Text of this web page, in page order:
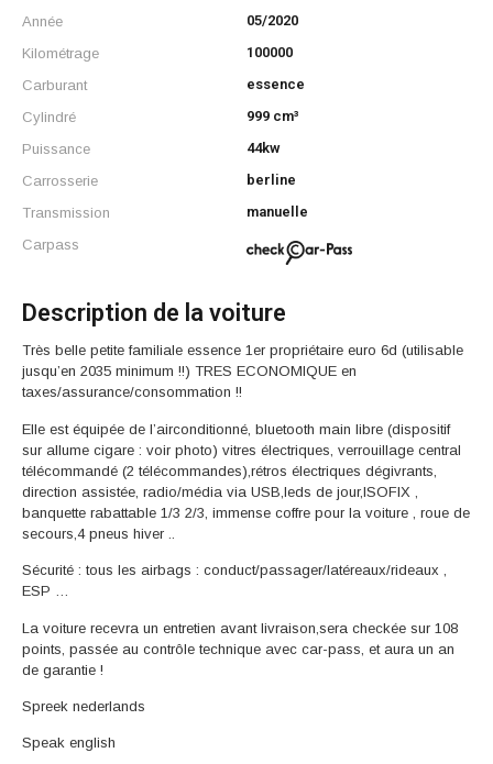
Année
Kilométrage
Carburant
Cylindré
Puissance
Carrosserie
Transmission
Carpass
05/2020
100000
essence
999 cm³
44kw
berline
manuelle
Description de la voiture
Très belle petite familiale essence 1er propriétaire euro 6d (utilisable
jusqu’en 2035 minimum !!) TRES ECONOMIQUE en
taxes/assurance/consommation !!
Elle est équipée de l’airconditionné, bluetooth main libre (dispositif
sur allume cigare : voir photo) vitres électriques, verrouillage central
télécommandé (2 télécommandes),rétros électriques dégivrants,
direction assistée, radio/média via USB,leds de jour,ISOFIX ,
banquette rabattable 1/3 2/3, immense coffre pour la voiture , roue de
secours,4 pneus hiver ..
Sécurité : tous les airbags : conduct/passager/latéreaux/rideaux ,
ESP …
La voiture recevra un entretien avant livraison,sera checkée sur 108
points, passée au contrôle technique avec car-pass, et aura un an
de garantie !
Spreek nederlands
Speak english